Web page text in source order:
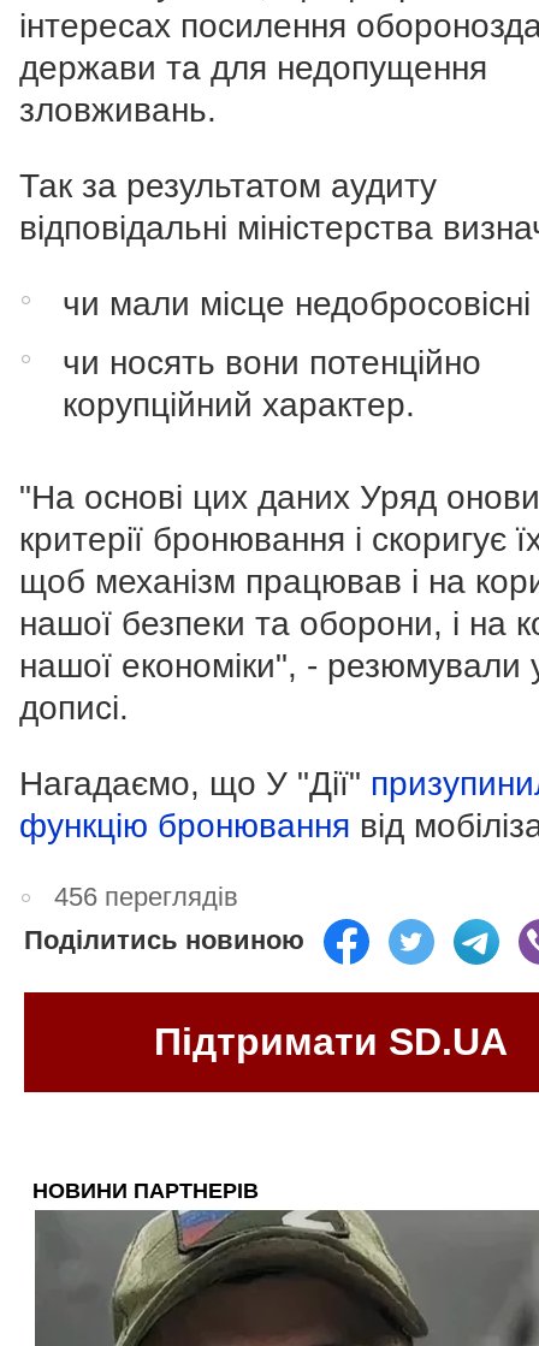
інтересах посилення
держави та для недопущення
зловживань.
Так за результатом аудиту
відповідальні міністерства
чи мали місце недобросовісні
чи носять вони потенційно
корупційний характер.
"На основі цих даних Уряд
критерії бронювання і скоригує
щоб механізм працював і на
нашої безпеки та оборони, і на
нашої економіки", - резюмували
дописі.
Нагадаємо, що У "Дії"
функцію бронювання від
456 переглядів
Поділитись новиною
Підтримати SD.UA